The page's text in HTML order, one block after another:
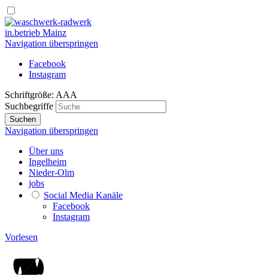
in.betrieb Mainz
Navigation überspringen
Facebook
Instagram
Schriftgröße: AAA
Suchbegriffe
Suchen
Navigation überspringen
Über uns
Ingelheim
Nieder-Olm
jobs
Social Media Kanäle
Facebook
Instagram
Vorlesen